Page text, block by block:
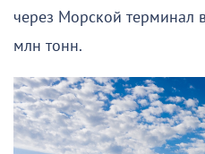
через Морской терминал
млн тонн.